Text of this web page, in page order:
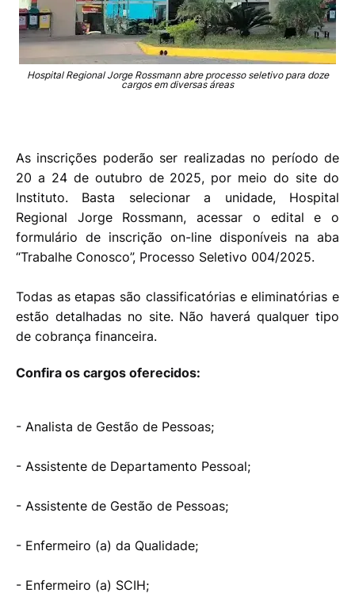
Hospital Regional Jorge Rossmann abre processo seletivo para doze
cargos em diversas áreas
As inscrições poderão ser realizadas no período de
20 a 24 de outubro de 2025, por meio do site do
Instituto. Basta selecionar a unidade, Hospital
Regional Jorge Rossmann, acessar o edital e o
formulário de inscrição on-line disponíveis na aba
“Trabalhe Conosco”, Processo Seletivo 004/2025.
Todas as etapas são classificatórias e eliminatórias e
estão detalhadas no site. Não haverá qualquer tipo
de cobrança financeira.
Confira os cargos oferecidos:
- Analista de Gestão de Pessoas;
- Assistente de Departamento Pessoal;
- Assistente de Gestão de Pessoas;
- Enfermeiro (a) da Qualidade;
- Enfermeiro (a) SCIH;